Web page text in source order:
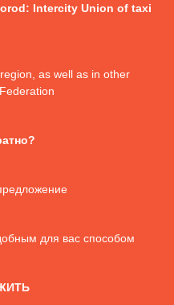
Intercity Union of taxi
as well as in other
для вас способом